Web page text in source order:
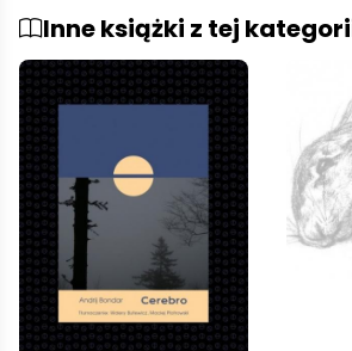
Inne książki z tej